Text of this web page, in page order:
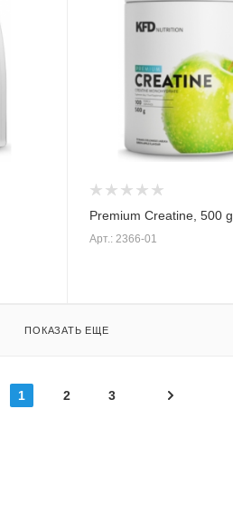
Premium Creatine, 500 g
Арт.: 2366-01
ПОКАЗАТЬ ЕЩЕ
1 2 3